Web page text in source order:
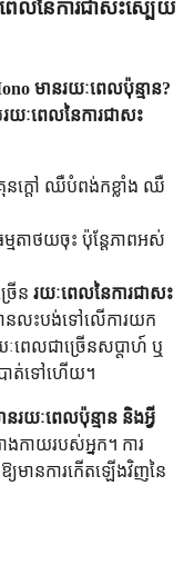
េលនៃការជាសះស្បើយ
មានរយៈពេលប៉ុន្មាន?
រយៈពេលនៃការជាសះ
រុនក្តៅ ឈឺបំពង់កខ្លាំង ឈឺ
តាថយចុះ ប៉ុន្តែភាពអស់
ើន រយៈពេលនៃការជាសះ
នលះបង់ទៅលើការយក
ពេលជាច្រើនសប្តាហ៍ ឬ
បាត់ទៅហើយ។
រយៈពេលប៉ុន្មាន និងអ្វី
ាងកាយរបស់អ្នក។ ការ
មានការកើតឡើងវិញនៃ